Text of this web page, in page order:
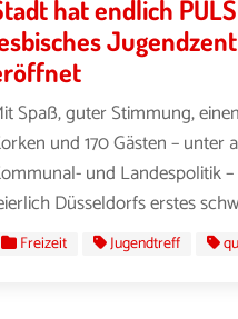
hat endlich
Spaß, guter Stimmung,
und 170 Gästen – unter
und Landespolitik
Düsseldorfs erstes
Freizeit Jugendtreff